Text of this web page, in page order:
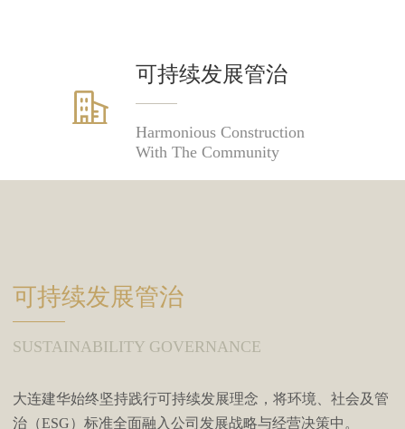
可持续发展管治
Harmonious Construction
With The Community